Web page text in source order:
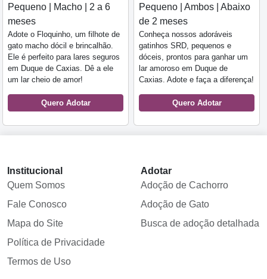
Pequeno | Macho | 2 a 6
meses
Adote o Floquinho, um filhote de
gato macho dócil e brincalhão.
Ele é perfeito para lares seguros
em Duque de Caxias. Dê a ele
um lar cheio de amor!
Quero Adotar
Pequeno | Ambos | Abaixo
de 2 meses
Conheça nossos adoráveis
gatinhos SRD, pequenos e
dóceis, prontos para ganhar um
lar amoroso em Duque de
Caxias. Adote e faça a diferença!
Quero Adotar
Institucional
Quem Somos
Fale Conosco
Mapa do Site
Política de Privacidade
Termos de Uso
Adotar
Adoção de Cachorro
Adoção de Gato
Busca de adoção detalhada